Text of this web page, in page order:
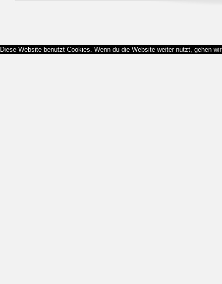
Diese Website benutzt Cookies. Wenn du die Website weiter nutzt, gehen